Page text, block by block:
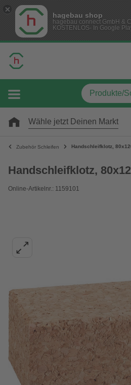
hagebau shop
hagebau connect GmbH &
KOSTENLOS- In Google
Wähle jetzt Deinen Markt
Zubehör Schleifen Handschleifklotz,
Handschleifklotz,
Online-Artikelnr.: 1159101